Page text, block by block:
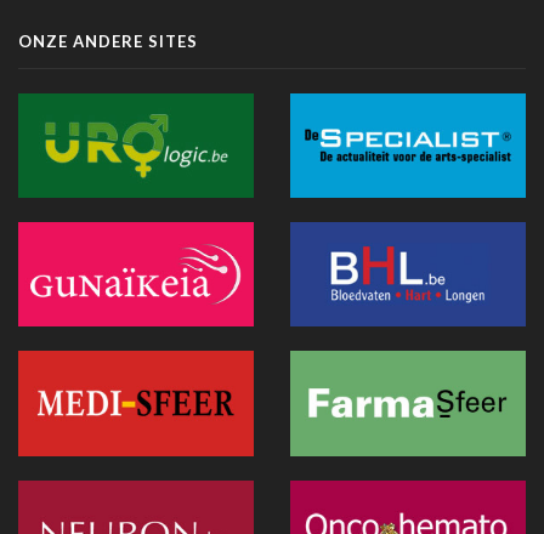
Hitte: Storing bij elektronisch patiëntendossier in AZ Sint-
Lucas van de baan
Doktr wil uitgroeien tot een allesomvattend zorgplatform
25 juni 2026 - 13:24
Hitte : AZ Sint-Lucas schrapt 115 geplande operaties door
oververhitte server in Parijs
24 juni 2026 - 19:07
moeten weten
ONZE ANDERE SITES